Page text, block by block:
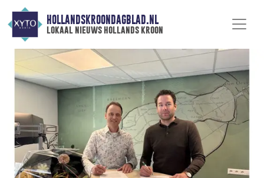
HOLLANDSKROONDAGBLAD.NL
lokaal nieuws hollands kroon